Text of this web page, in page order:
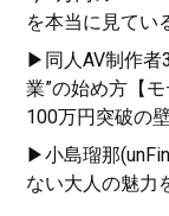
を本当に見てい
▶同人AV制作者
業”の始め方【
100万円突破の
▶小島瑠那
ない大人の魅力